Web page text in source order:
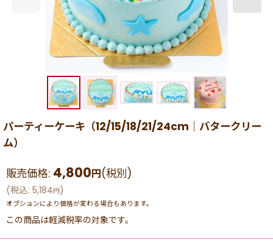
パーティーケーキ（12/15/18/21/24cm｜バタークリー
ム）
販売価格: 4,800円(税別)
(税込: 5,184円)
オプションにより価格が変わる場合もあります。
この商品は軽減税率の対象です。